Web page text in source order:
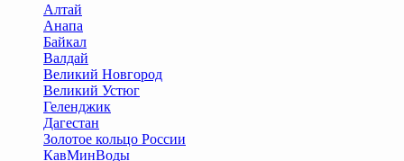
Алтай
Анапа
Байкал
Валдай
Великий Новгород
Великий Устюг
Геленджик
Дагестан
Золотое кольцо России
КавМинВоды